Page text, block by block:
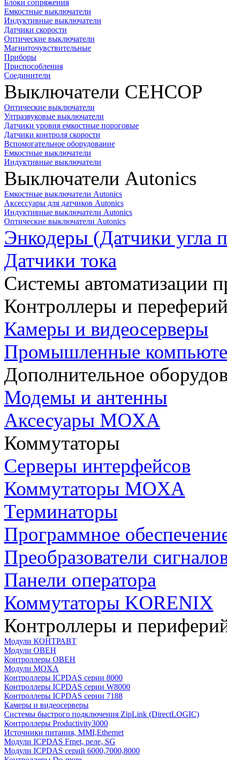
Блоки сопряжения
Емкостные выключатели
Индуктивные выключатели
Датчики скорости
Оптические выключатели
Магниточувствительные
Приборы
Приспособления
Соединители
Выключатели СЕНСОР
Оптические выключатели
Ултразвуковые выключатели
Датчики уровня емкостные пороговые
Датчики контроля скорости
Вспомогательное оборудование
Емкостные выключатели
Индуктивные выключатели
Выключатели Autonics
Емкостные выключатели Autonics
Аксессуары для датчиков Autonics
Индуктивные выключатели Autonics
Оптические выключатели Autonics
Энкодеры (Датчики угла
Датчики тока
Системы автоматизации
Контроллеры и
Камеры и видеосерверы
Промышленные
Дополнительное
Модемы и антенны
Аксесуары MOXA
Коммутаторы
Серверы интерфейсов
Коммутаторы MOXA
Терминаторы
Программное
Преобразователи
Панели оператора
Коммутаторы KORENIX
Контроллеры и
Модули КОНТРАВТ
Модули ОВЕН
Контроллеры ОВЕН
Модули MOXA
Контроллеры ICPDAS серии 8000
Контроллеры ICPDAS серии W8000
Контроллеры ICPDAS серии 7188
Камеры и видеосерверы
Системы быстрого подключения ZipLink (DirectLOGIC)
Контроллеры Productivity3000
Источники питания, MMI,Ethernet
Модули ICPDAS Frnet, реле, SG
Модули ICPDAS серий 6000,7000,8000